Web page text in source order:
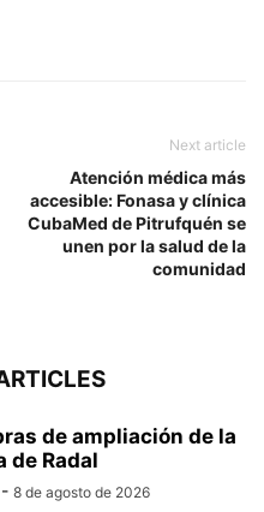
Next article
Atención médica más
accesible: Fonasa y clínica
CubaMed de Pitrufquén se
unen por la salud de la
comunidad
de ampliación de la
de Radal
- 8 de agosto de 2026